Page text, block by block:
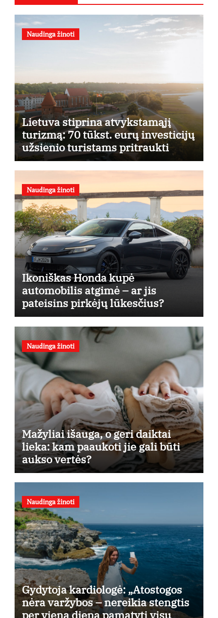
Naudinga žinoti
Lietuva stiprina atvykstamąjį
turizmą: 70 tūkst. eurų investicijų
užsienio turistams pritraukti
Naudinga žinoti
Ikoniškas Honda kupė
automobilis atgimė – ar jis
pateisins pirkėjų lūkesčius?
Naudinga žinoti
Mažyliai išauga, o geri daiktai
lieka: kam paaukoti jie gali būti
aukso vertės?
Naudinga žinoti
Gydytoja kardiologė: „Atostogos
nėra varžybos – nereikia stengtis
per vieną dieną pamatyti visų